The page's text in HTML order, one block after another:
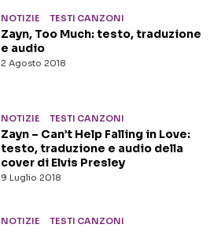
NOTIZIE TESTI CANZONI
2 Agosto 2018
Zayn, Too Much: testo, traduzione
e audio
NOTIZIE TESTI CANZONI
9 Luglio 2018
Zayn – Can’t Help Falling in Love:
testo, traduzione e audio della
cover di Elvis Presley
NOTIZIE TESTI CANZONI